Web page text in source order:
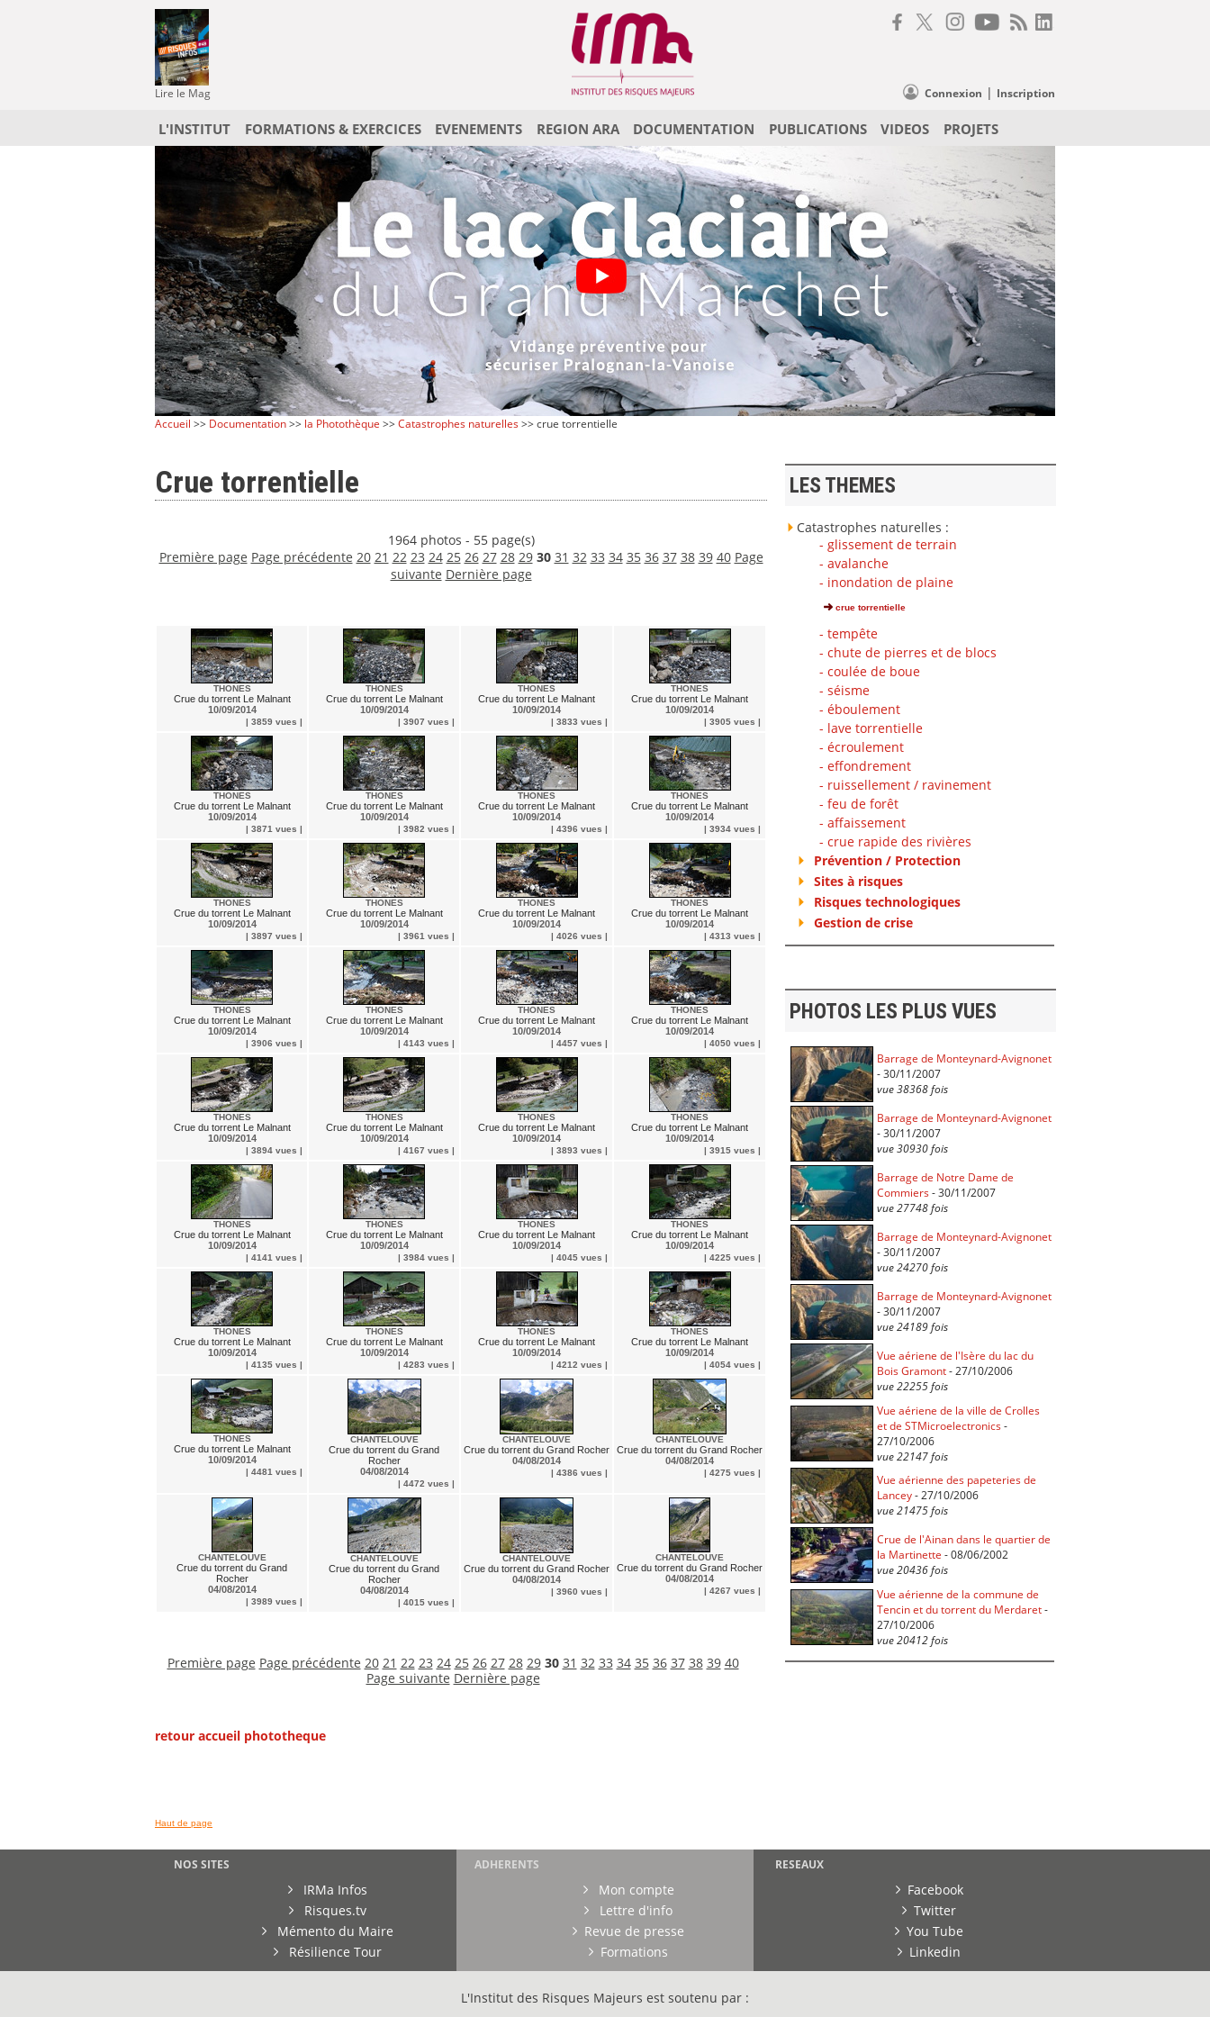
Lire le Mag Connexion | Inscription
L'INSTITUT FORMATIONS & EXERCICES EVENEMENTS REGION ARA DOCUMENTATION PUBLICATIONS VIDEOS PROJETS
Accueil >> Documentation>> la Photothèque >>Catastrophes naturelles>> crue torrentielle
Crue torrentielle
1964 photos - 55 page(s)
Première page Page précédente 20 21 22 23 24 25 26 27 28 29 30 31 32 33 34 35 36 37 38 39 40 Page
suivante Dernière page
THONES
Crue du torrent Le Malnant
10/09/2014
| 3859 vues |
THONES
Crue du torrent Le Malnant
10/09/2014
| 3907 vues |
THONES
Crue du torrent Le Malnant
10/09/2014
| 3833 vues |
THONES
Crue du torrent Le Malnant
10/09/2014
| 3905 vues |
THONES
Crue du torrent Le Malnant
10/09/2014
| 3871 vues |
THONES
Crue du torrent Le Malnant
10/09/2014
| 3982 vues |
THONES
Crue du torrent Le Malnant
10/09/2014
| 4396 vues |
THONES
Crue du torrent Le Malnant
10/09/2014
| 3934 vues |
THONES
Crue du torrent Le Malnant
10/09/2014
| 3897 vues |
THONES
Crue du torrent Le Malnant
10/09/2014
| 3961 vues |
THONES
Crue du torrent Le Malnant
10/09/2014
| 4026 vues |
THONES
Crue du torrent Le Malnant
10/09/2014
| 4313 vues |
THONES
Crue du torrent Le Malnant
10/09/2014
| 3906 vues |
THONES
Crue du torrent Le Malnant
10/09/2014
| 4143 vues |
THONES
Crue du torrent Le Malnant
10/09/2014
| 4457 vues |
THONES
Crue du torrent Le Malnant
10/09/2014
| 4050 vues |
THONES
Crue du torrent Le Malnant
10/09/2014
| 3894 vues |
THONES
Crue du torrent Le Malnant
10/09/2014
| 4167 vues |
THONES
Crue du torrent Le Malnant
10/09/2014
| 3893 vues |
THONES
Crue du torrent Le Malnant
10/09/2014
| 3915 vues |
THONES
Crue du torrent Le Malnant
10/09/2014
| 4141 vues |
THONES
Crue du torrent Le Malnant
10/09/2014
| 3984 vues |
THONES
Crue du torrent Le Malnant
10/09/2014
| 4045 vues |
THONES
Crue du torrent Le Malnant
10/09/2014
| 4225 vues |
THONES
Crue du torrent Le Malnant
10/09/2014
| 4135 vues |
THONES
Crue du torrent Le Malnant
10/09/2014
| 4283 vues |
THONES
Crue du torrent Le Malnant
10/09/2014
| 4212 vues |
THONES
Crue du torrent Le Malnant
10/09/2014
| 4054 vues |
THONES
Crue du torrent Le Malnant
10/09/2014
| 4481 vues |
CHANTELOUVE
Crue du torrent du Grand
Rocher
04/08/2014
| 4472 vues |
CHANTELOUVE
Crue du torrent du Grand Rocher
04/08/2014
| 4386 vues |
CHANTELOUVE
Crue du torrent du Grand Rocher
04/08/2014
| 4275 vues |
CHANTELOUVE
Crue du torrent du Grand
Rocher
04/08/2014
| 3989 vues |
CHANTELOUVE
Crue du torrent du Grand
Rocher
04/08/2014
| 4015 vues |
CHANTELOUVE
Crue du torrent du Grand Rocher
04/08/2014
| 3960 vues |
CHANTELOUVE
Crue du torrent du Grand Rocher
04/08/2014
| 4267 vues |
Première page Page précédente 20 21 22 23 24 25 26 27 28 29 30 31 32 33 34 35 36 37 38 39 40
Page suivante Dernière page
retour accueil phototheque
LES THEMES
Catastrophes naturelles :
- glissement de terrain
- avalanche
- inondation de plaine
crue torrentielle
- tempête
- chute de pierres et de blocs
- coulée de boue
- séisme
- éboulement
- lave torrentielle
- écroulement
- effondrement
- ruissellement / ravinement
- feu de forêt
- affaissement
- crue rapide des rivières
Prévention / Protection
Sites à risques
Risques technologiques
Gestion de crise
PHOTOS LES PLUS VUES
Barrage de Monteynard-Avignonet
- 30/11/2007
vue 38368 fois
Barrage de Monteynard-Avignonet
- 30/11/2007
vue 30930 fois
Barrage de Notre Dame de
Commiers- 30/11/2007
vue 27748 fois
Barrage de Monteynard-Avignonet
- 30/11/2007
vue 24270 fois
Barrage de Monteynard-Avignonet
- 30/11/2007
vue 24189 fois
Vue aériene de l'Isère du lac du
Bois Gramont- 27/10/2006
vue 22255 fois
Vue aériene de la ville de Crolles
et de STMicroelectronics-
27/10/2006
vue 22147 fois
Vue aérienne des papeteries de
Lancey- 27/10/2006
vue 21475 fois
Crue de l'Ainan dans le quartier de
la Martinette - 08/06/2002
vue 20436 fois
Vue aérienne de la commune de
Tencin et du torrent du Merdaret-
27/10/2006
vue 20412 fois
Haut de page
NOS SITES
IRMa Infos
Risques.tv
Mémento du Maire
Résilience Tour
ADHERENTS
Mon compte
Lettre d'info
Revue de presse
Formations
RESEAUX
Facebook
Twitter
You Tube
Linkedin
L'Institut des Risques Majeurs est soutenu par :